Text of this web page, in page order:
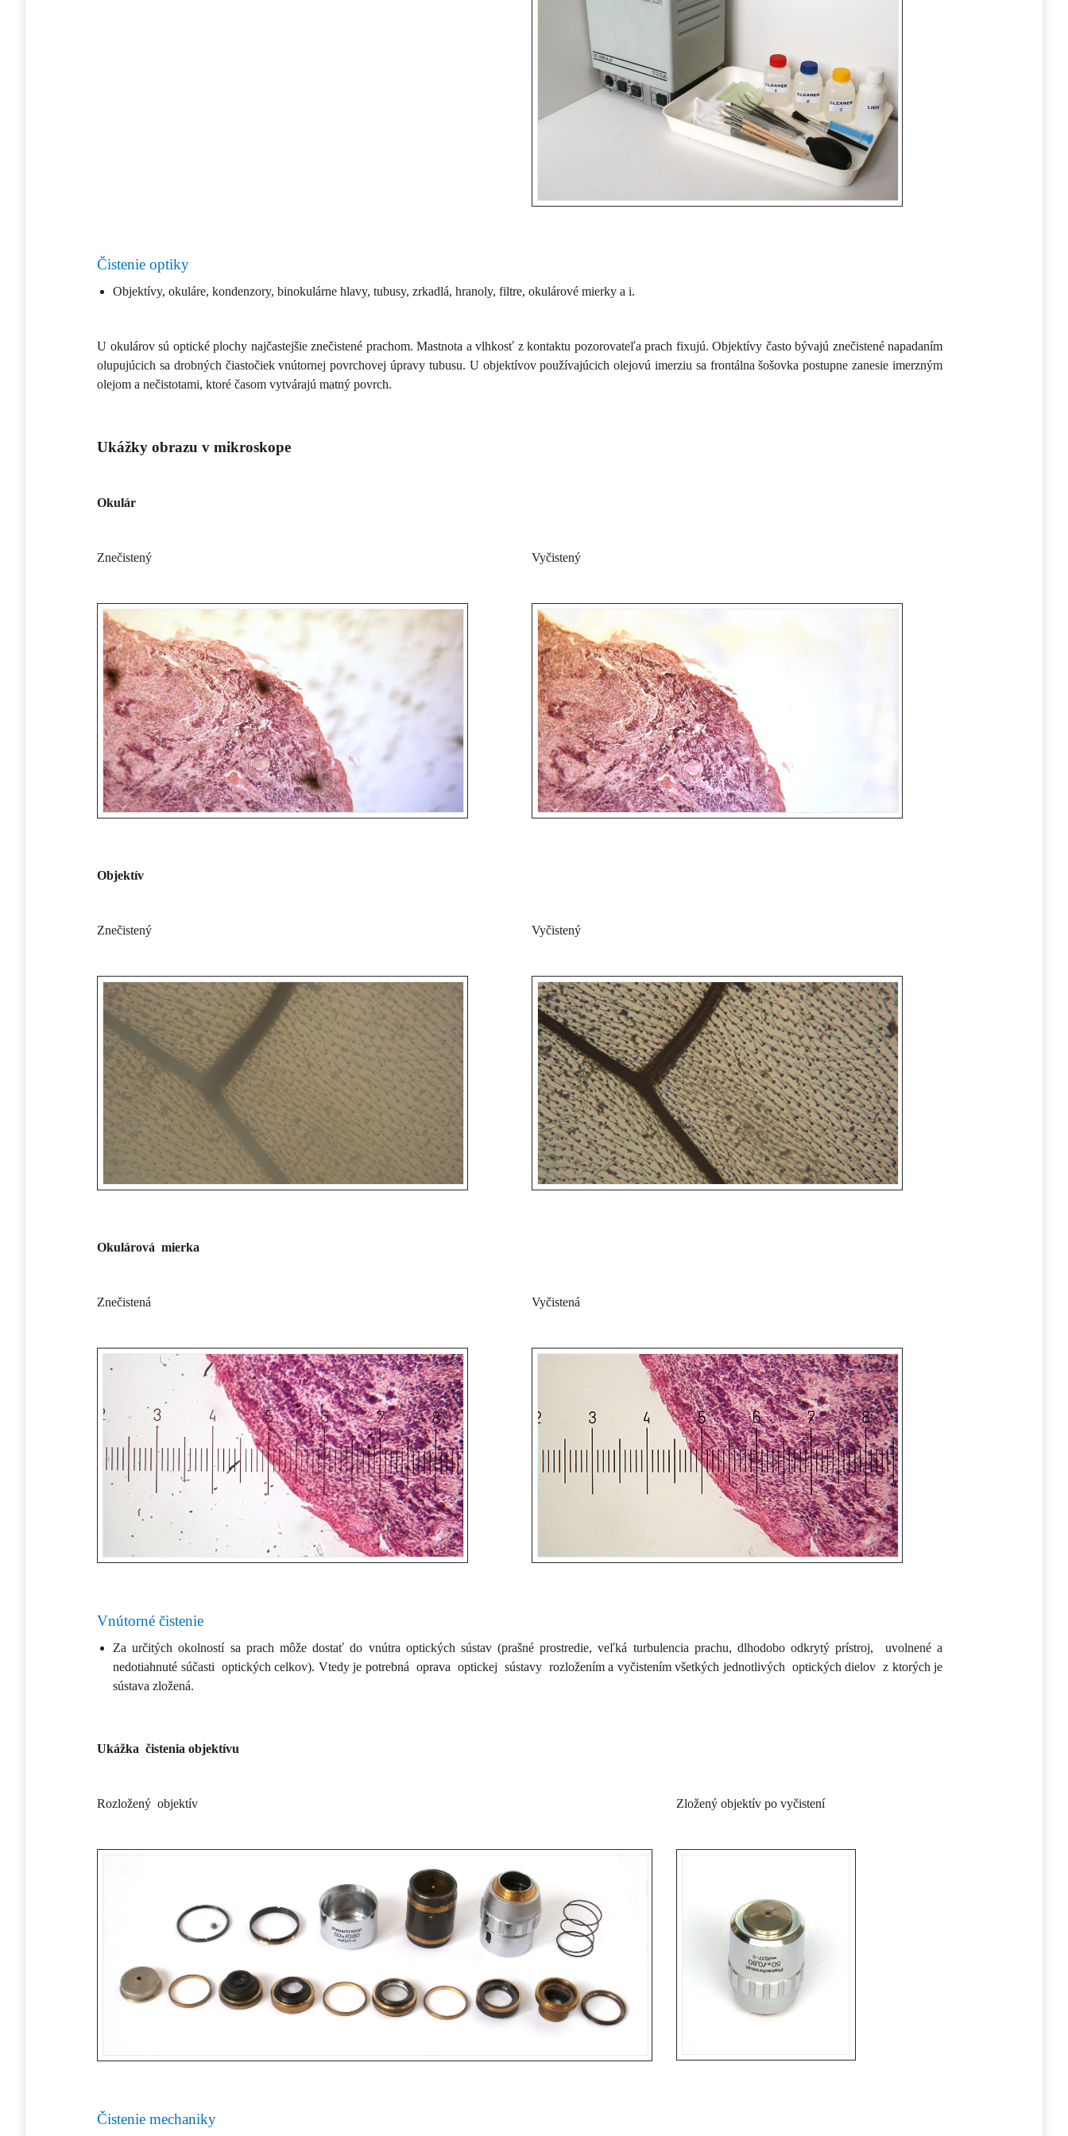
Čistenie optiky
Objektívy, okuláre, kondenzory, binokulárne hlavy, tubusy, zrkadlá, hranoly, filtre, okulárové mierky a i.
U okulárov sú optické plochy najčastejšie znečistené prachom. Mastnota a vlhkosť z kontaktu pozorovateľa prach fixujú. Objektívy často bývajú znečistené napadaním
olupujúcich sa drobných čiastočiek vnútornej povrchovej úpravy tubusu. U objektívov používajúcich olejovú imerziu sa frontálna šošovka postupne zanesie imerzným
olejom a nečistotami, ktoré časom vytvárajú matný povrch.
Ukážky obrazu v mikroskope
Okulár
Znečistený Vyčistený
Objektív
Znečistený Vyčistený
Okulárová mierka
Znečistená Vyčistená
Vnútorné čistenie
Za určitých okolností sa prach môže dostať do vnútra optických sústav (prašné prostredie, veľká turbulencia prachu, dlhodobo odkrytý prístroj, uvolnené a
nedotiahnuté súčasti optických celkov). Vtedy je potrebná oprava optickej sústavy rozložením a vyčistením všetkých jednotlivých optických dielov z ktorých je
sústava zložená.
Ukážka čistenia objektívu
Rozložený objektív Zložený objektív po vyčistení
Čistenie mechaniky